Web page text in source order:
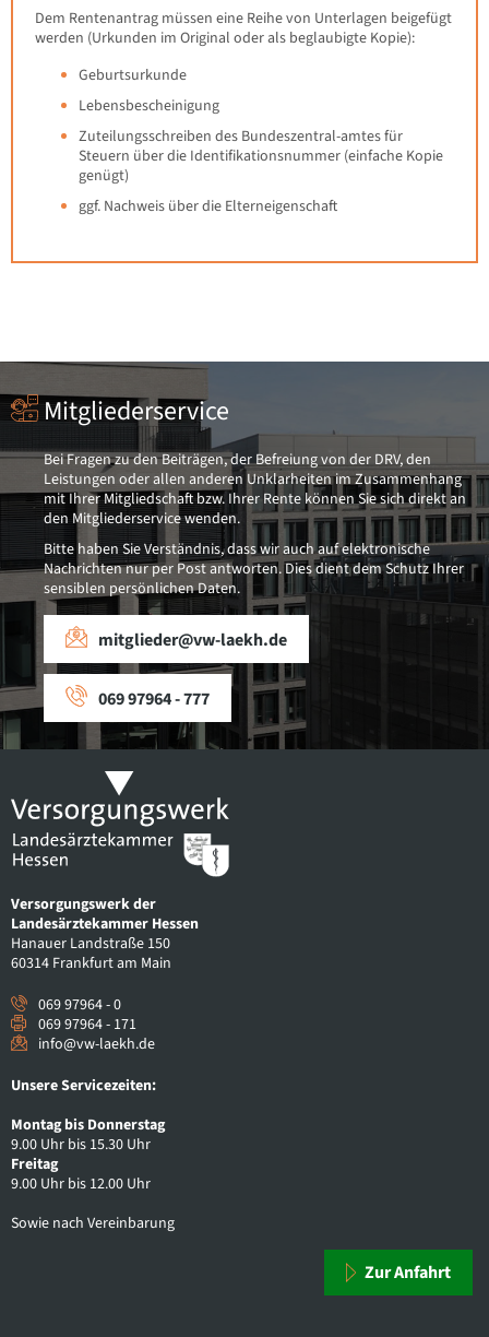
Dem Rentenantrag müssen eine Reihe von Unterlagen beigefügt
werden (Urkunden im Original oder als beglaubigte Kopie):
Geburtsurkunde
Lebensbescheinigung
Zuteilungsschreiben des Bundeszentral-amtes für
Steuern über die Identifikationsnummer (einfache Kopie
genügt)
ggf. Nachweis über die Elterneigenschaft
Mitgliederservice
Bei Fragen zu den Beiträgen, der Befreiung von der DRV, den
Leistungen oder allen anderen Unklarheiten im Zusammenhang
mit Ihrer Mitgliedschaft bzw. Ihrer Rente können Sie sich direkt an
den Mitgliederservice wenden.
Bitte haben Sie Verständnis, dass wir auch auf elektronische
Nachrichten nur per Post antworten. Dies dient dem Schutz Ihrer
sensiblen persönlichen Daten.
mitglieder@vw-laekh.de
069 97964 - 777
Versorgungswerk der
Landesärztekammer Hessen
Hanauer Landstraße 150
60314 Frankfurt am Main
069 97964 - 0
069 97964 - 171
info@vw-laekh.de
Unsere Servicezeiten:
Montag bis Donnerstag
9.00 Uhr bis 15.30 Uhr
Freitag
9.00 Uhr bis 12.00 Uhr
Sowie nach Vereinbarung
Zur Anfahrt